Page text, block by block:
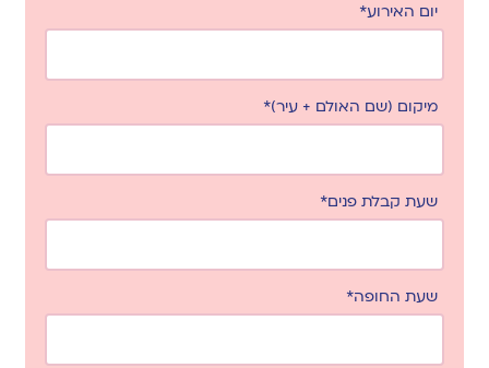
יום האירוע*
מיקום (שם האולם + עיר)*
שעת קבלת פנים*
שעת החופה*